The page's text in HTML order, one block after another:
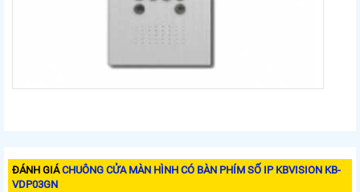
ĐÁNH GIÁCHUÔNG CỬA MÀN HÌNH CÓ BÀN PHÍM SỐ IP KBVISION KB-
VDP03GN